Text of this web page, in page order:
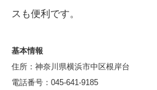
スも便利です。
基本情報
住所：神奈川県横浜市中区根岸台
電話番号：045-641-9185